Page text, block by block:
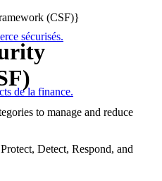
sécurisés.
de la finance.
(CSF)}
to manage and reduce
Detect, Respond, and